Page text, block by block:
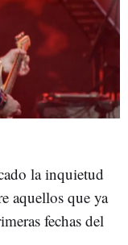
la inquietud
aquellos que ya
fechas del